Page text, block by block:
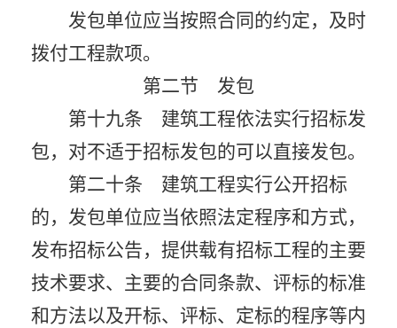
发包单位应当按照合同的约定，及时
拨付工程款项。
第二节 发包
第十九条 建筑工程依法实行招标发
包，对不适于招标发包的可以直接发包。
第二十条 建筑工程实行公开招标
的，发包单位应当依照法定程序和方式，
发布招标公告，提供载有招标工程的主要
技术要求、主要的合同条款、评标的标准
和方法以及开标、评标、定标的程序等内